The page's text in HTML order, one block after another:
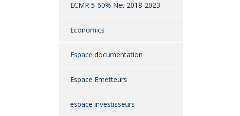
ECMR 5-60% Net 2018-2023
Economics
Espace documentation
Espace Emetteurs
espace investisseurs